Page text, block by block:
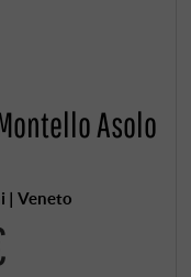
Asolo
| Veneto